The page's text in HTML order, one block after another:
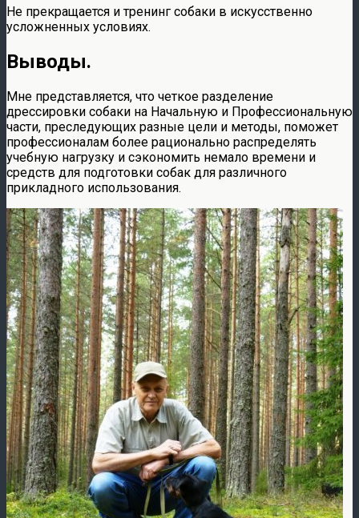
Не прекращается и тренинг собаки в искусственно
усложненных условиях.
Выводы.
Мне представляется, что четкое разделение
дрессировки собаки на Начальную и Профессиональную
части, преследующих разные цели и методы, поможет
профессионалам более рационально распределять
учебную нагрузку и сэкономить немало времени и
средств для подготовки собак для различного
прикладного использования.